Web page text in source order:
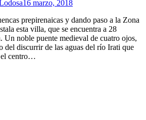
16 marzo, 2018
prepirenaicas y dando paso a la Zona
esta villa, que se encuentra a 28
Un noble puente medieval de cuatro ojos,
del discurrir de las aguas del río Irati que
el centro…